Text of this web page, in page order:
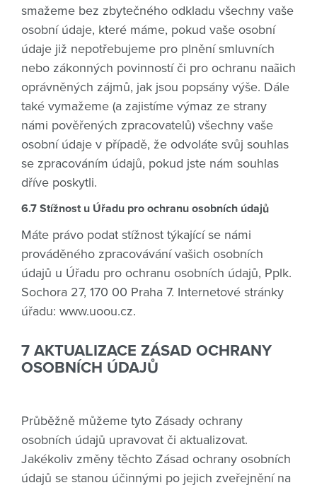
smažeme bez zbytečného odkladu všechny vaše
osobní údaje, které máme, pokud vaše osobní
údaje již nepotřebujeme pro plnění smluvních
nebo zákonných povinností či pro ochranu naãich
oprávněných zájmů, jak jsou popsány výše. Dále
také vymažeme (a zajistíme výmaz ze strany
námi pověřených zpracovatelů) všechny vaše
osobní údaje v případě, že odvoláte svůj souhlas
se zpracováním údajů, pokud jste nám souhlas
dříve poskytli.
6.7 Stížnost u Úřadu pro ochranu osobních údajů
Máte právo podat stížnost týkající se námi
prováděného zpracovávání vašich osobních
údajů u Úřadu pro ochranu osobních údajů, Pplk.
Sochora 27, 170 00 Praha 7. Internetové stránky
úřadu: www.uoou.cz.
7 AKTUALIZACE ZÁSAD OCHRANY
OSOBNÍCH ÚDAJŮ
Průběžně můžeme tyto Zásady ochrany
osobních údajů upravovat či aktualizovat.
Jakékoliv změny těchto Zásad ochrany osobních
údajů se stanou účinnými po jejich zveřejnění na